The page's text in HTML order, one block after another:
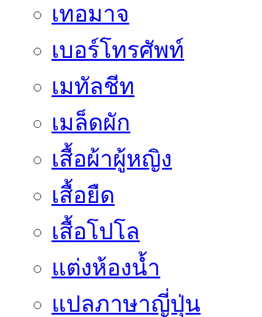
เทอมาจ
เบอร์โทรศัพท์
เมทัลชีท
เมล็ดผัก
เสื้อผ้าผู้หญิง
เสื้อยืด
เสื้อโปโล
แต่งห้องน้ำ
แปลภาษาญี่ปุ่น